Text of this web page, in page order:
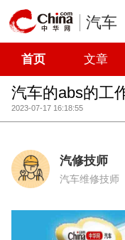
汽车
首页 文章
汽车的abs的工
2023-07-17 16:18:55
汽修技师
汽车维修技师